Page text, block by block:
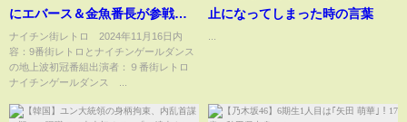
にエバース＆金魚番長が参戦
11月16日
ナイチン街レトロ 2024年11月16日内
容：9番街レトロとナイチンゲールダンス
の地上波初冠番組出演者：９番街レトロ
ナイチンゲールダンス ...
止になってしまった時の言葉